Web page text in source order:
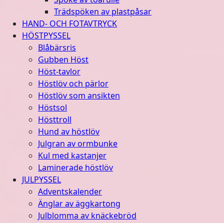
Trädspöken av plastpåsar
HAND- OCH FOTAVTRYCK
HÖSTPYSSEL
Blåbärsris
Gubben Höst
Höst-tavlor
Höstlöv och pärlor
Höstlöv som ansikten
Höstsol
Hösttroll
Hund av höstlöv
Julgran av ormbunke
Kul med kastanjer
Laminerade höstlöv
JULPYSSEL
Adventskalender
Änglar av äggkartong
Julblomma av knäckebröd